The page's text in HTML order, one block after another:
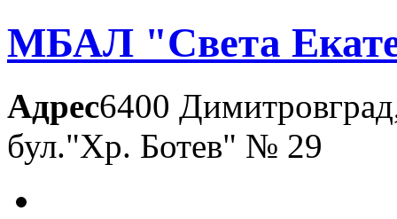
МБАЛ "Света
Адрес6400
бул."Хр. Ботев" № 29